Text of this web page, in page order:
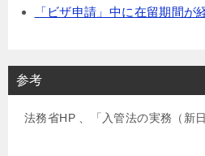
「ビザ申請」中に在留期間が
参考
法務省HP 、「入管法の実務（新